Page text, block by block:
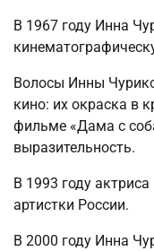
В 1967 году Инна
Волосы Инны
кино: их окраска в
фильме «Дама с
выразительность.
В 1993 году
артистки России.
В 2000 году Инна